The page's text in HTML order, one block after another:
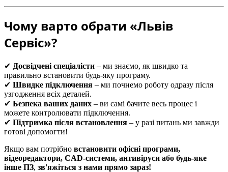
Чому варто обрати «Львів
Сервіс»?
✔ Досвідчені спеціалісти – ми знаємо, як швидко та
правильно встановити будь-яку програму.
✔ Швидке підключення – ми почнемо роботу одразу після
узгодження всіх деталей.
✔ Безпека ваших даних – ви самі бачите весь процес і
можете контролювати підключення.
✔ Підтримка після встановлення – у разі питань ми завжди
готові допомогти!
Якщо вам потрібно встановити офісні програми,
відеоредактори, CAD-системи, антивіруси або будь-яке
інше ПЗ, зв'яжіться з нами прямо зараз!